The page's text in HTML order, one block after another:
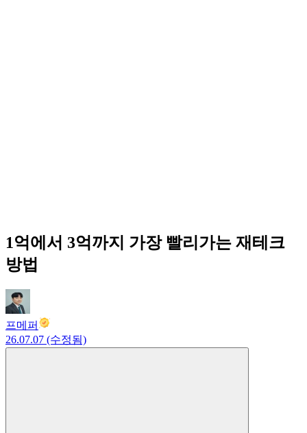
1억에서 3억까지 가장 빨리가는 재테크
방법
프메퍼
26.07.07 (수정됨)